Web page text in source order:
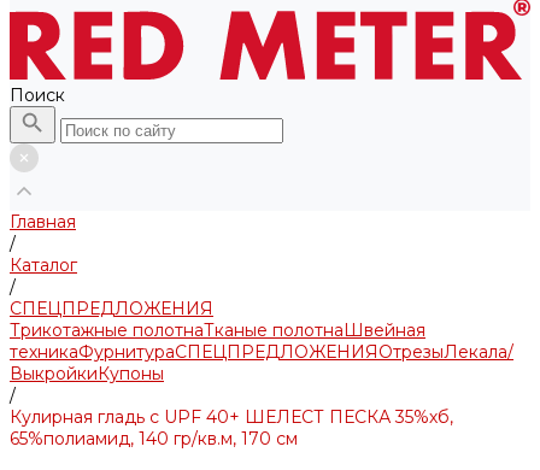
Поиск
Главная
/
Каталог
/
СПЕЦПРЕДЛОЖЕНИЯ
Трикотажные полотнаТканые полотнаШвейная
техникаФурнитураСПЕЦПРЕДЛОЖЕНИЯОтрезыЛекала/
ВыкройкиКупоны
/
Кулирная гладь с UPF 40+ ШЕЛЕСТ ПЕСКА 35%хб,
65%полиамид, 140 гр/кв.м, 170 см